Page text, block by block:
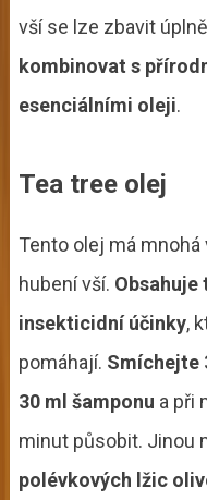
vší se lze zbavit
kombinovat s
esenciálními oleji.
Tea tree olej
Tento olej má
hubení vší.
insekticidní účinky,
pomáhají. Smíchejte
30 ml šamponu a při
minut působit. Jinou
polévkových lžic